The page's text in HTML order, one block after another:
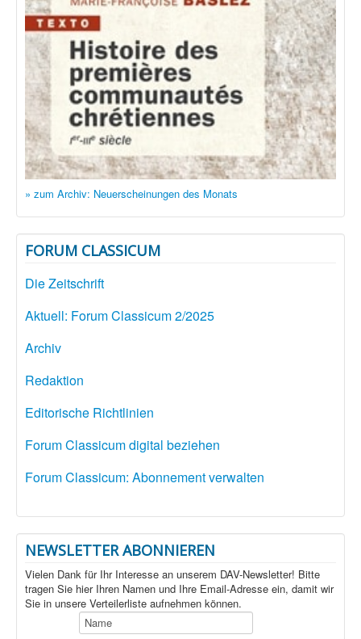
» zum Archiv: Neuerscheinungen des Monats
FORUM CLASSICUM
Die Zeitschrift
Aktuell: Forum Classicum 2/2025
Archiv
Redaktion
Editorische Richtlinien
Forum Classicum digital beziehen
Forum Classicum: Abonnement verwalten
NEWSLETTER ABONNIEREN
Vielen Dank für Ihr Interesse an unserem DAV-Newsletter! Bitte
tragen Sie hier Ihren Namen und Ihre Email-Adresse ein, damit wir
Sie in unsere Verteilerliste aufnehmen können.